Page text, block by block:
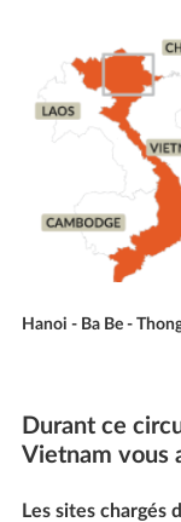
Hanoi - Ba Be -
Durant ce
Vietnam vous
Les sites chargés